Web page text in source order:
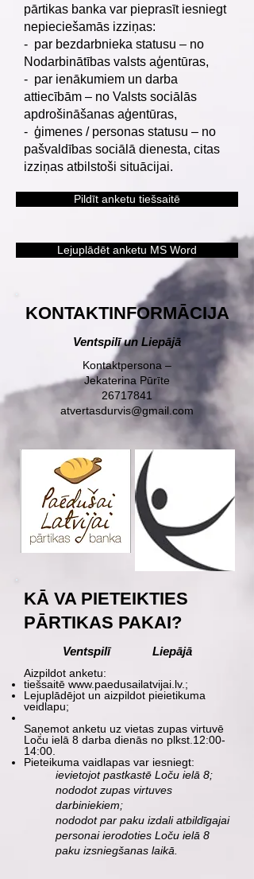
pārtikas banka var pieprasīt iesniegt
nepieciešamās izziņas:
- par bezdarbnieka statusu – no
Nodarbinātības valsts aģentūras,
- par ienākumiem un darba
attiecībām – no Valsts sociālās
apdrošināšanas aģentūras,
- ģimenes / personas statusu – no
pašvaldības sociālā dienesta, citas
izziņas atbilstoši situācijai.
Pildīt anketu tiešsaitē
Lejuplādēt anketu MS Word
KONTAKTINFORMĀCIJA
Ventspilī un Liepājā
Kontaktpersona –
Jekaterina Pūrīte
26717841
atvertasdurvis@gmail.com
KĀ VA PIETEIKTIES
PĀRTIKAS PAKAI?
Ventspilī Liepājā
Aizpildot anketu:
tiešsaitē www.paedusailatvijai.lv.;
Lejuplādējot un aizpildot pieietikuma
veidlapu;
Saņemot anketu uz vietas zupas virtuvē
Loču ielā 8 darba dienās no plkst.12:00-
14:00.
Pieteikuma vaidlapas var iesniegt:
ievietojot pastkastē Loču ielā 8;
nododot zupas virtuves
darbiniekiem;
nododot par paku izdali atbildīgajai
personai ierodoties Loču ielā 8
paku izsniegšanas laikā.